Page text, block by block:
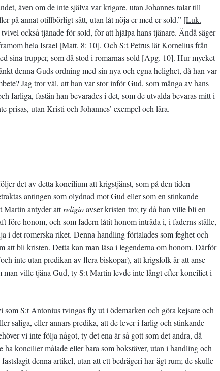
även om de inte själva var krigare, utan Johannes talar till
på annat otillbörligt sätt, utan låt nöja er med er sold.” [Luk.
också tjänade för sold, för att hjälpa hans tjänare. Ändå säger
hela Israel [Matt. 8: 10]. Och S:t Petrus lät Kornelius från
sina trupper, som då stod i romarnas sold [Apg. 10]. Hur mycket
denna Guds ordning med sin nya och egna helighet, då han var
Jag tror väl, att han var stor inför Gud, som många av hans
farliga, fastän han bevarades i det, som de utvalda bevaras mitt i
prisas, utan Kristi och Johannes’ exempel och lära.
det av detta koncilium att krigstjänst, som på den tiden
antingen som olydnad mot Gud eller som en stinkande
Martin antyder attreligioavser kristen tro; ty då han ville bli en
före honom, och som fadern låtit honom inträda i, i faderns ställe,
i det romerska riket. Denna handling förtalades som feghet och
bli kristen. Detta kan man läsa i legenderna om honom. Därför
inte utan predikan av flera biskopar), att krigsfolk är att anse
ville tjäna Gud, ty S:t Martin levde inte långt efter konciliet i
S:t Antonius tvingas fly ut i ödemarken och göra kejsare och
saliga, eller annars predika, att de lever i farlig och stinkande
vi inte följa något, ty det ena är så gott som det andra, då
koncilier målade eller bara som bokstäver, utan i handling och
denna artikel, utan att ett bedrägeri har ägt rum; de skulle